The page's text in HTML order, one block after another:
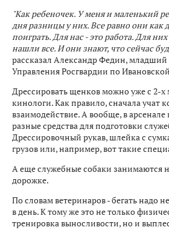
"Как ребеночек. У меня и маленький
дня разницы у них. Все равно они как
поиграть. Для нас - это работа. Для
нашли все. И они знают, что сейчас
рассказал Александр Федин,
Управления Росгвардии по
Дрессировать щенков можно уже с 2-х
кинологи. Как правило, сначала учат
взаимодействие. А вообще, в арсенале
разные средства для подготовки
Дрессировочный рукав, шлейка с
грузов или, например, вот такие
А еще служебные собаки занимаются
дорожке.
По словам ветеринаров - бегать надо
в день. К тому же это не только
тренировка выносливости, но и